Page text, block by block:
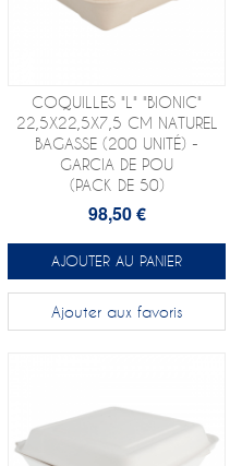
COQUILLES "L" "BIONIC"
22,5X22,5X7,5 CM NATUREL
BAGASSE (200 UNITÉ) -
GARCIA DE POU
(PACK DE 50)
98,50 €
AJOUTER AU PANIER
Ajouter aux favoris